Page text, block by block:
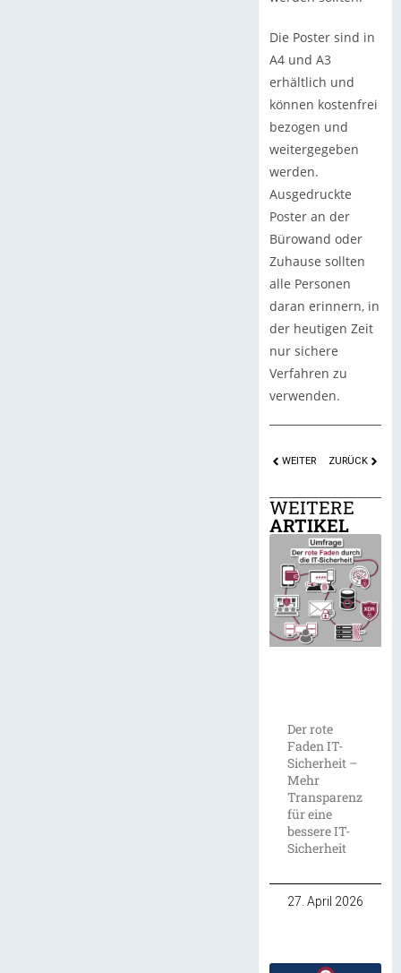
Die Poster sind in
A4 und A3
erhältlich und
können kostenfrei
bezogen und
weitergegeben
werden.
Ausgedruckte
Poster an der
Bürowand oder
Zuhause sollten
alle Personen
daran erinnern, in
der heutigen Zeit
nur sichere
Verfahren zu
verwenden.
WEITER ZURÜCK
WEITERE
ARTIKEL
Der rote
Faden IT-
Sicherheit –
Mehr
Transparenz
für eine
bessere IT-
Sicherheit
27. April 2026